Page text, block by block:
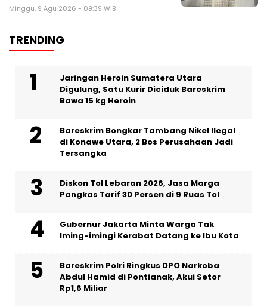
Minggu, 9 Agu 2026 - 09:39 WIB
TRENDING
Jaringan Heroin Sumatera Utara
Digulung, Satu Kurir Diciduk Bareskrim
Bawa 15 kg Heroin
Bareskrim Bongkar Tambang Nikel Ilegal
di Konawe Utara, 2 Bos Perusahaan Jadi
Tersangka
Diskon Tol Lebaran 2026, Jasa Marga
Pangkas Tarif 30 Persen di 9 Ruas Tol
Gubernur Jakarta Minta Warga Tak
Iming-imingi Kerabat Datang ke Ibu Kota
Bareskrim Polri Ringkus DPO Narkoba
Abdul Hamid di Pontianak, Akui Setor
Rp1,6 Miliar